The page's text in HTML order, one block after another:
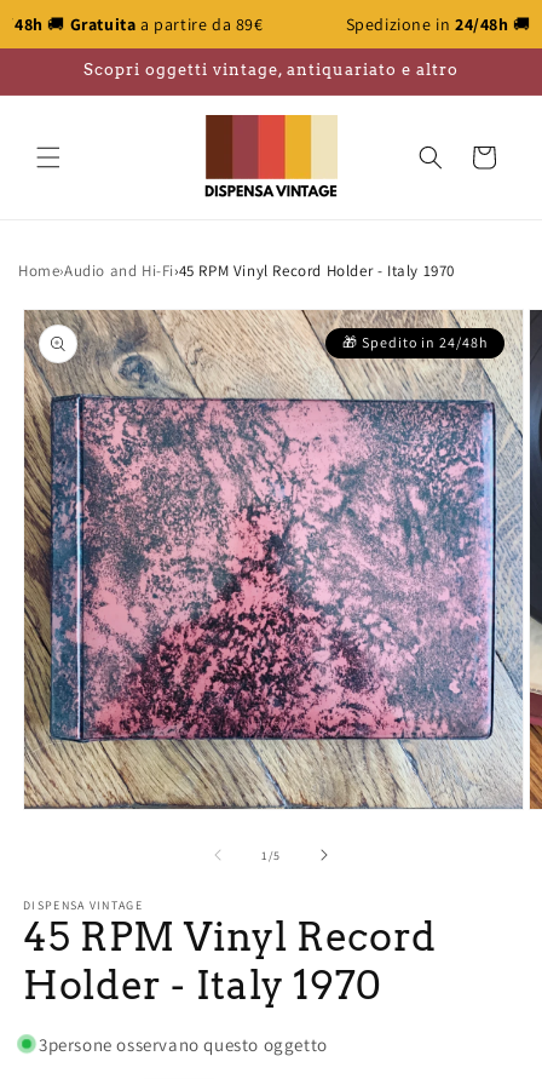
a partire da 89€ Spedizione in24/48h🚚Gratuitaa
Skip to
content
Scopri oggetti vintage, antiquariato e altro
Cart
Home›Audio and Hi-Fi›45 RPM Vinyl Record Holder - Italy 1970
Skip to
product
information
1 /of
5
DISPENSA VINTAGE
45 RPM Vinyl Record
Holder - Italy 1970
3persone osservano questo oggetto